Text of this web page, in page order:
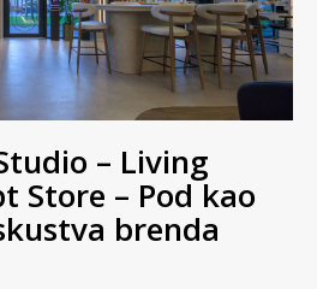
– Living
Store – Pod kao
brenda